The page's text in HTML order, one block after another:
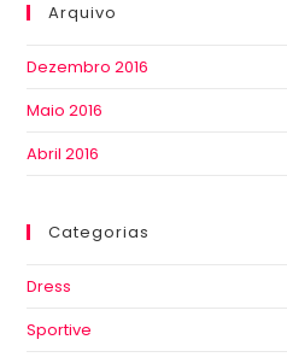
Arquivo
Dezembro 2016
Maio 2016
Abril 2016
Categorias
Dress
Sportive